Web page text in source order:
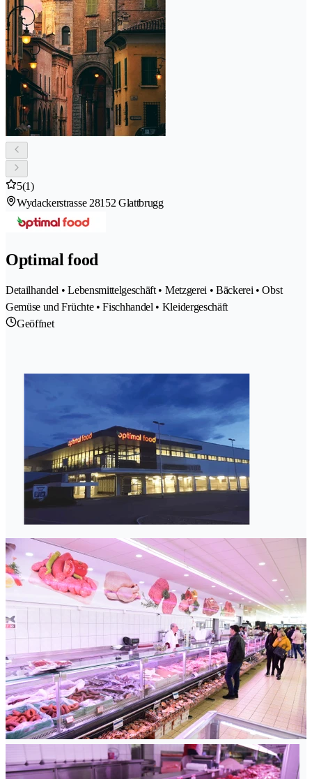
5(1)
Wydackerstrasse 28152 Glattbrugg
Optimal food
Detailhandel • Lebensmittelgeschäft • Metzgerei • Bäckerei • Obst
Gemüse und Früchte • Fischhandel • Kleidergeschäft
Geöffnet